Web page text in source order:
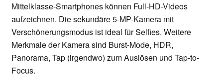
Mittelklasse-Smartphones können Full-HD-Videos
aufzeichnen. Die sekundäre 5-MP-Kamera mit
Verschönerungsmodus ist ideal für Selfies. Weitere
Merkmale der Kamera sind Burst-Mode, HDR,
Panorama, Tap (irgendwo) zum Auslösen und Tap-to-
Focus.